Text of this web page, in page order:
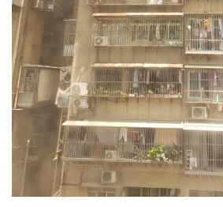
廟
巴
士
教
堂